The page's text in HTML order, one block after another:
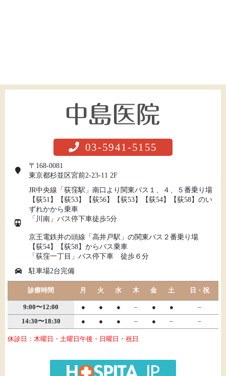
03-5941-5155
〒168-0081
東京都杉並区宮前2-23-11 2F
JR中央線「荻窪駅」南口より関東バス１、４、５番乗り場
【荻51】【荻53】【荻56】【荻53】【荻54】【荻58】のい
ずれかから乗車
「川南」バス停下車徒歩5分
京王電鉄井の頭線「高井戸駅」の関東バス２番乗り場
【荻54】【荻58】からバス乗車
「荻窪一丁目」バス停下車 徒歩６分
駐車場2台完備
休診日：木曜日・土曜日午後・日曜日・祝日
診療時間 月 火 水 木 金 土 日・祝
9:00〜12:00 ● ● ● – ● ●
–
14:30〜18:30
● ● ● – ● – –